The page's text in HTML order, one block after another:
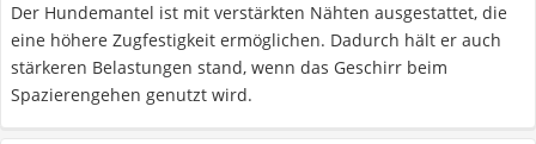
Der Hundemantel ist mit verstärkten Nähten ausgestattet, die
eine höhere Zugfestigkeit ermöglichen. Dadurch hält er auch
stärkeren Belastungen stand, wenn das Geschirr beim
Spazierengehen genutzt wird.